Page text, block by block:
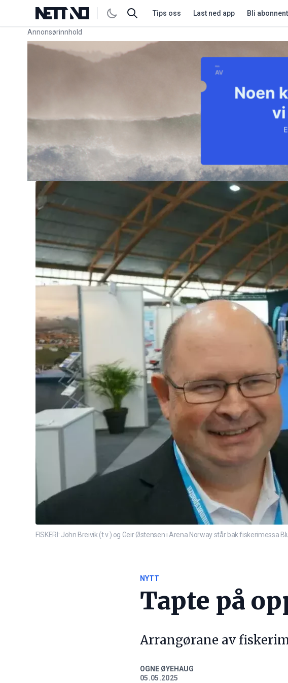
Tips oss Last ned app Bli abonnent
Annonsørinnhold
Link for annonse
FISKERI: John Breivik (t.v.) og Geir Østensen i Arena Norway står bak
NYTT
Tapte på
Arrangørane av
OGNE ØYEHAUG
05.05.2025